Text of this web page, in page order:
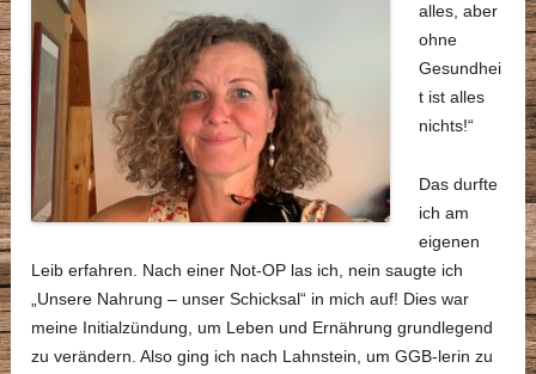
alles, aber
ohne
Gesundhei
t ist alles
nichts!“
Das durfte
ich am
eigenen
Leib erfahren. Nach einer Not-OP las ich, nein saugte ich
„Unsere Nahrung – unser Schicksal“ in mich auf! Dies war
meine Initialzündung, um Leben und Ernährung grundlegend
zu verändern. Also ging ich nach Lahnstein, um GGB-lerin zu